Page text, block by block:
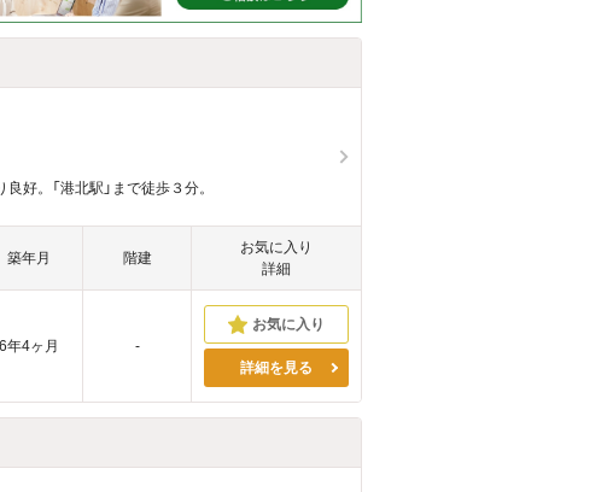
好。「港北駅」まで徒歩３分。
築年月 階建
お気に入り
詳細
6年4ヶ月
-
詳細を見る